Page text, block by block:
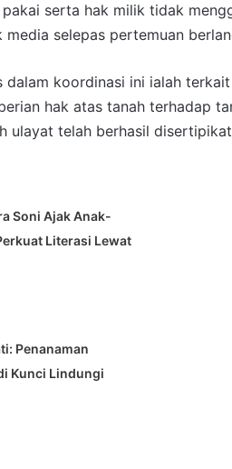
serta hak milik tidak
selepas pertemuan
koordinasi ini ialah
hak atas tanah terhadap
ulayat telah berhasil
Soni Ajak Anak-
Literasi Lewat
Penanaman
Kunci Lindungi